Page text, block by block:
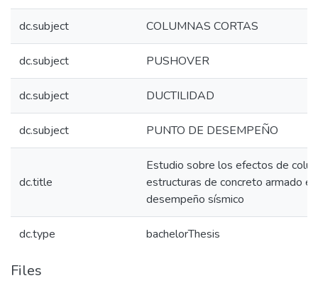
dc.subject COLUMNAS CORTAS
dc.subject PUSHOVER
dc.subject DUCTILIDAD
dc.subject PUNTO DE DESEMPEÑO
dc.title
Estudio sobre los efectos de
estructuras de concreto armado
desempeño sísmico
dc.type bachelorThesis
Files